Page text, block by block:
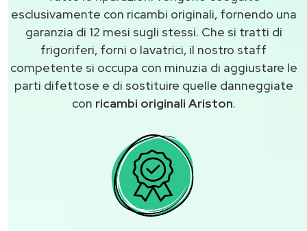
esclusivamente con ricambi originali, fornendo una
garanzia di 12 mesi sugli stessi. Che si tratti di
frigoriferi, forni o lavatrici, il nostro staff
competente si occupa con minuzia di aggiustare le
parti difettose e di sostituire quelle danneggiate
con ricambi originali Ariston.